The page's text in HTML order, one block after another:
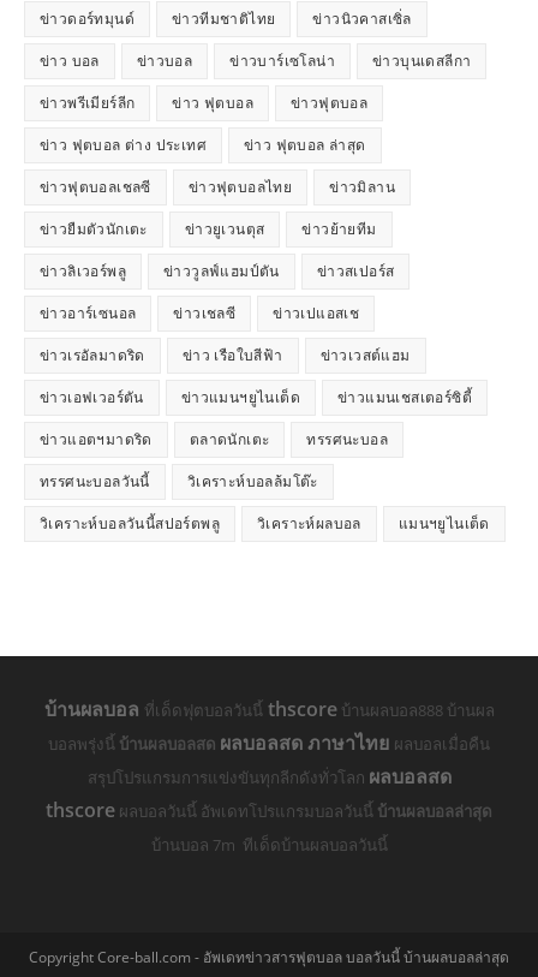
ข่าวดอร์ทมุนด์ ข่าวทีมชาติไทย ข่าวนิวคาสเซิ่ล
ข่าว บอล ข่าวบอล ข่าวบาร์เซโลน่า ข่าวบุนเดสลีกา
ข่าวพรีเมียร์ลีก ข่าว ฟุตบอล ข่าวฟุตบอล
ข่าว ฟุตบอล ต่าง ประเทศ ข่าว ฟุตบอล ล่าสุด
ข่าวฟุตบอลเชลซี ข่าวฟุตบอลไทย ข่าวมิลาน
ข่าวยืมตัวนักเตะ ข่าวยูเวนตุส ข่าวย้ายทีม
ข่าวลิเวอร์พลู ข่าววูลฟ์แฮมป์ตัน ข่าวสเปอร์ส
ข่าวอาร์เซนอล ข่าวเชลซี ข่าวเปแอสเช
ข่าวเรอัลมาดริด ข่าว เรือใบสีฟ้า ข่าวเวสต์แฮม
ข่าวเอฟเวอร์ตัน ข่าวแมนฯยูไนเต็ด ข่าวแมนเชสเตอร์ซิตี้
ข่าวแอตฯมาดริด ตลาดนักเตะ ทรรศนะบอล
ทรรศนะบอลวันนี้ วิเคราะห์บอลล้มโต๊ะ
วิเคราะห์บอลวันนี้สปอร์ตพลู วิเคราะห์ผลบอล แมนฯยูไนเต็ด
บ้านผลบอล ที่เด็ดฟุตบอลวันนี้ thscoreบ้านผลบอล888 บ้านผล
บอลพรุ่งนี้ บ้านผลบอลสด ผลบอลสด ภาษาไทย ผลบอลเมื่อคืน
สรุปโปรแกรมการแข่งขันทุกลีกดังทั่วโลก ผลบอลสด
thscore ผลบอลวันนี้ อัพเดทโปรแกรมบอลวันนี้ บ้านผลบอลล่าสุด
บ้านบอล 7m ทีเด็ดบ้านผลบอลวันนี้
Copyright Core-ball.com - อัพเดทข่าวสารฟุตบอล บอลวันนี้ บ้านผลบอลล่าสุด